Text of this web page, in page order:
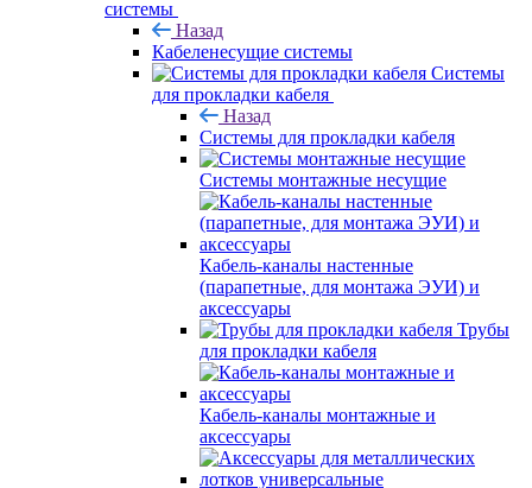
системы
Назад
Кабеленесущие системы
Системы
для прокладки кабеля
Назад
Системы для прокладки кабеля
Системы монтажные несущие
Кабель-каналы настенные
(парапетные, для монтажа ЭУИ) и
аксессуары
Трубы
для прокладки кабеля
Кабель-каналы монтажные и
аксессуары